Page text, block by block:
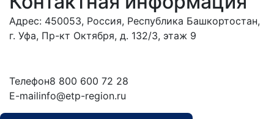
Адрес: 450053, Россия, Республика Башкортостан,
г. Уфа, Пр-кт Октября, д. 132/3, этаж 9
Телефон8 800 600 72 28
E-mailinfo@etp-region.ru